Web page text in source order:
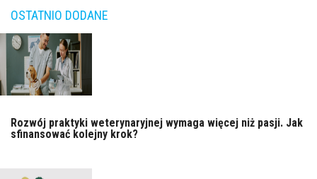
OSTATNIO DODANE
Rozwój praktyki weterynaryjnej wymaga więcej niż pasji. Jak
sfinansować kolejny krok?